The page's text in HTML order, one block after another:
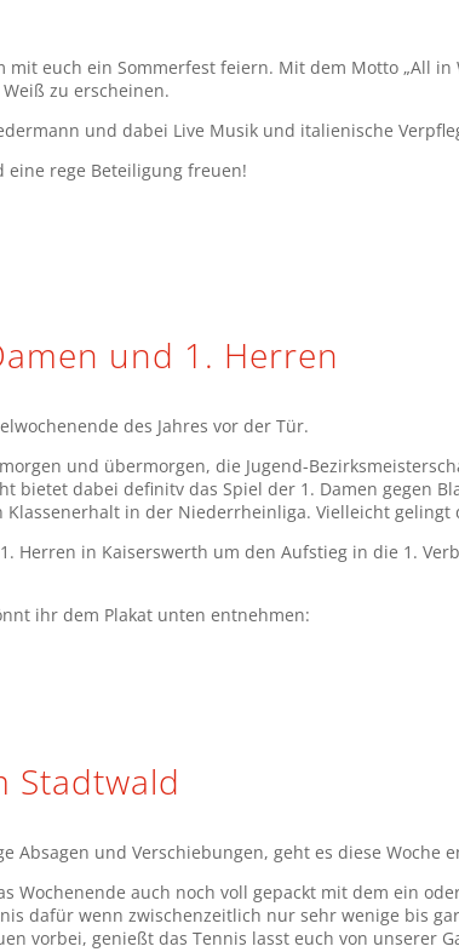
mit euch ein Sommerfest feiern. Mit dem Motto „All
zu erscheinen.
und dabei Live Musik und italienische
rege Beteiligung freuen!
und 1. Herren
des Jahres vor der Tür.
und übermorgen, die Jugend-
bietet dabei definitv das Spiel der 1. Damen gegen
in der Niederrheinliga. Vielleicht gelingt
Herren in Kaiserswerth um den Aufstieg in die 1.
ihr dem Plakat unten entnehmen:
Stadtwald
Absagen und Verschiebungen, geht es diese Woche
Wochenende auch noch voll gepackt mit dem ein
dafür wenn zwischenzeitlich nur sehr wenige bis
vorbei, genießt das Tennis lasst euch von unserer